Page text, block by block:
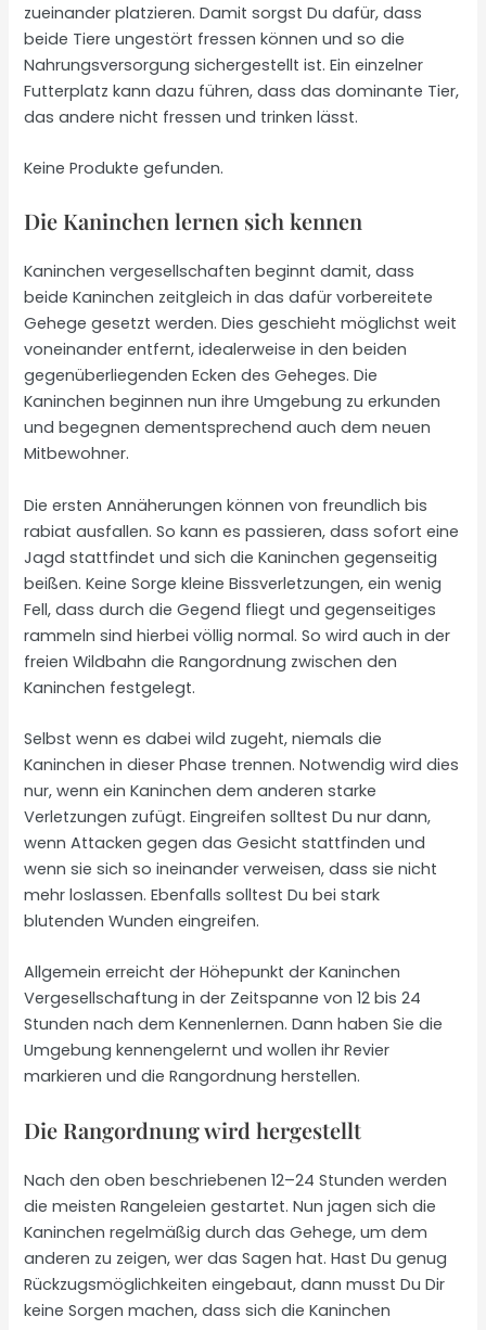
zueinander platzieren. Damit sorgst Du dafür, dass
beide Tiere ungestört fressen können und so die
Nahrungsversorgung sichergestellt ist. Ein einzelner
Futterplatz kann dazu führen, dass das dominante Tier,
das andere nicht fressen und trinken lässt.
Keine Produkte gefunden.
Die Kaninchen lernen sich kennen
Kaninchen vergesellschaften beginnt damit, dass
beide Kaninchen zeitgleich in das dafür vorbereitete
Gehege gesetzt werden. Dies geschieht möglichst weit
voneinander entfernt, idealerweise in den beiden
gegenüberliegenden Ecken des Geheges. Die
Kaninchen beginnen nun ihre Umgebung zu erkunden
und begegnen dementsprechend auch dem neuen
Mitbewohner.
Die ersten Annäherungen können von freundlich bis
rabiat ausfallen. So kann es passieren, dass sofort eine
Jagd stattfindet und sich die Kaninchen gegenseitig
beißen. Keine Sorge kleine Bissverletzungen, ein wenig
Fell, dass durch die Gegend fliegt und gegenseitiges
rammeln sind hierbei völlig normal. So wird auch in der
freien Wildbahn die Rangordnung zwischen den
Kaninchen festgelegt.
Selbst wenn es dabei wild zugeht, niemals die
Kaninchen in dieser Phase trennen. Notwendig wird dies
nur, wenn ein Kaninchen dem anderen starke
Verletzungen zufügt. Eingreifen solltest Du nur dann,
wenn Attacken gegen das Gesicht stattfinden und
wenn sie sich so ineinander verweisen, dass sie nicht
mehr loslassen. Ebenfalls solltest Du bei stark
blutenden Wunden eingreifen.
Allgemein erreicht der Höhepunkt der Kaninchen
Vergesellschaftung in der Zeitspanne von 12 bis 24
Stunden nach dem Kennenlernen. Dann haben Sie die
Umgebung kennengelernt und wollen ihr Revier
markieren und die Rangordnung herstellen.
Die Rangordnung wird hergestellt
Nach den oben beschriebenen 12–24 Stunden werden
die meisten Rangeleien gestartet. Nun jagen sich die
Kaninchen regelmäßig durch das Gehege, um dem
anderen zu zeigen, wer das Sagen hat. Hast Du genug
Rückzugsmöglichkeiten eingebaut, dann musst Du Dir
keine Sorgen machen, dass sich die Kaninchen